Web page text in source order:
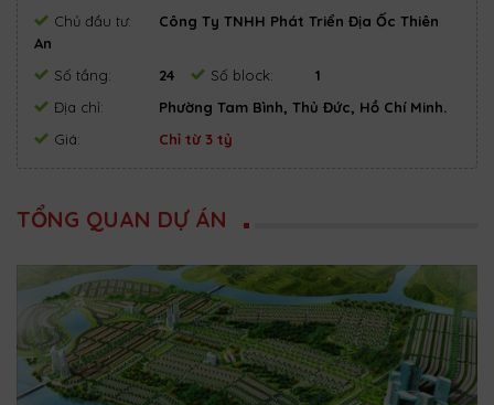
Chủ đầu tư:
Công Ty TNHH Phát Triển Địa Ốc Thiên
An
Số tầng:
24 Số block:
1
Địa chỉ:
Phường Tam Bình, Thủ Đức, Hồ Chí Minh.
Giá:
Chỉ từ 3 tỷ
TỔNG QUAN DỰ ÁN